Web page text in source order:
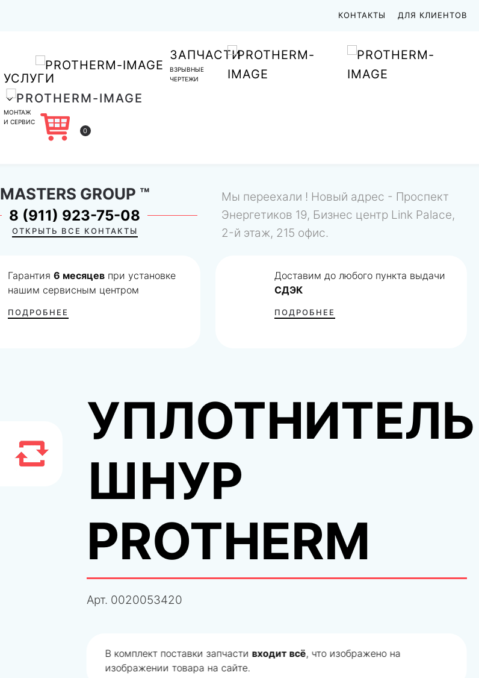
КОНТАКТЫ ДЛЯ КЛИЕНТОВ
УСЛУГИ
МОНТАЖ
И СЕРВИС
ЗАПЧАСТИ
ВЗРЫВНЫЕ
ЧЕРТЕЖИ
0
MASTERS GROUP ™
8 (911) 923-75-08
ОТКРЫТЬ ВСЕ КОНТАКТЫ
Мы переехали ! Новый адрес - Проспект
Энергетиков 19, Бизнес центр Link Palace,
2-й этаж, 215 офис.
Гарантия6 месяцев при установке
нашим сервисным центром
ПОДРОБНЕЕ
Доставим до любого пункта выдачи
СДЭК
ПОДРОБНЕЕ
ШНУР
PROTHERM
Арт. 0020053420
В комплект поставки запчасти входит всё, что изображено на
изображении товара на сайте.